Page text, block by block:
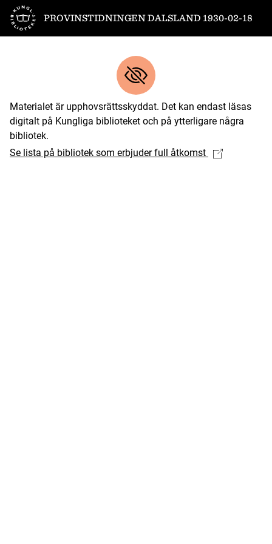
Till startsidan
PROVINSTIDNINGEN DALSLAND 1930-02-18
Materialet är upphovsrättsskyddat. Det kan endast läsas
digitalt på Kungliga biblioteket och på ytterligare några
bibliotek.
Se lista på bibliotek som erbjuder full åtkomst